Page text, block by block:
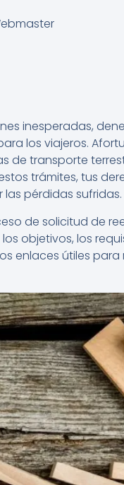
inesperadas,
los viajeros.
de transporte
trámites, tus
pérdidas sufridas.
de solicitud de
objetivos, los
enlaces útiles